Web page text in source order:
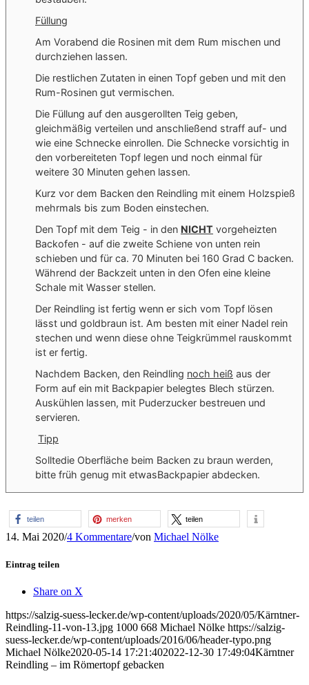
Füllung
Am Vorabend die Rosinen mit dem Rum mischen und
durchziehen lassen.
Die restlichen Zutaten in einen Topf geben und mit den
Rum-Rosinen gut vermischen.
Die Füllung auf den ausgerollten Teig geben,
gleichmäßig verteilen und anschließend straff auf- und
wie eine Schnecke einrollen. Die Schnecke vorsichtig in
den vorbereiteten Topf legen und noch einmal für
weitere 30 Minuten gehen lassen.
Kurz vor dem Backen den Reindling mit einem Holzspieß
mehrmals bis zum Boden einstechen.
Den Topf mit dem Teig - in den NICHT vorgeheizten
Backofen - auf die zweite Schiene von unten rein
schieben und für ca. 70 Minuten bei 160 Grad C backen.
Während der Backzeit unten in den Ofen eine kleine
Schale mit Wasser stellen.
Der Reindling ist fertig wenn er sich vom Topf lösen
lässt und goldbraun ist. Am besten mit einer Nadel rein
stechen und wenn diese ohne Teigkrümmel rauskommt
ist er fertig.
Nachdem Backen, den Reindling noch heiß aus der
Form auf ein mit Backpapier belegtes Blech stürzen.
Auskühlen lassen, mit Puderzucker bestreuen und
servieren.
Tipp
Solltedie Oberfläche beim Backen zu braun werden,
bitte früh genug mit etwasBackpapier abdecken.
teilen merken teilen
14. Mai 2020/4 Kommentare/von Michael Nölke
Eintrag teilen
Share on X
https://salzig-suess-lecker.de/wp-content/uploads/2020/05/Kärntner-
Reindling-11-von-13.jpg 1000 668 Michael Nölke https://salzig-
suess-lecker.de/wp-content/uploads/2016/06/header-typo.png
Michael Nölke2020-05-14 17:21:402022-12-30 17:49:04Kärntner
Reindling – im Römertopf gebacken